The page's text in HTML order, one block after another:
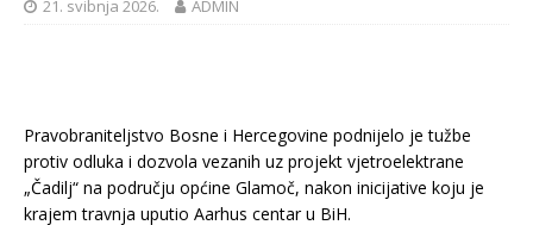
21. svibnja 2026. ADMIN
Pravobraniteljstvo Bosne i Hercegovine podnijelo je tužbe
protiv odluka i dozvola vezanih uz projekt vjetroelektrane
„Čadilj“ na području općine Glamoč, nakon inicijative koju je
krajem travnja uputio Aarhus centar u BiH.